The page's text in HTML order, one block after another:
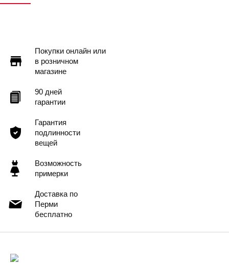
Покупки онлайн или
в розничном
магазине
90 дней
гарантии
Гарантия
подлинности
вещей
Возможность
примерки
Доставка по
Перми
бесплатно